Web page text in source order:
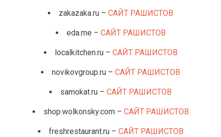
zakazaka.ru – САЙТ РАШИСТОВ
eda.me – САЙТ РАШИСТОВ
localkitchen.ru – САЙТ РАШИСТОВ
novikovgroup.ru – САЙТ РАШИСТОВ
samokat.ru – САЙТ РАШИСТОВ
shop.wolkonsky.com – САЙТ РАШИСТОВ
freshrestaurant.ru – САЙТ РАШИСТОВ